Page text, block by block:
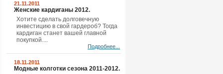
21.11.2011
Женские кардиганы 2012.
Хотите сделать долговечную
инвестицию в свой гардероб? Тогда
кардиган станет вашей главной
покупкой....
Подробнее...
18.11.2011
Модные колготки сезона 2011-2012.